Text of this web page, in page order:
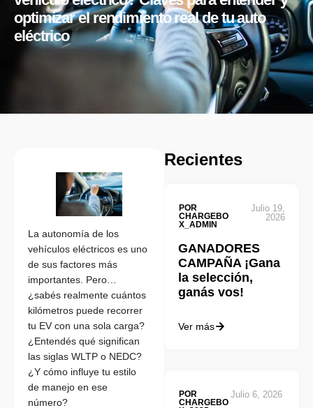
optimizar el rendimiento real de tu auto
eléctrico
La autonomía de los
vehículos eléctricos es uno
de sus factores más
importantes. Pero…
¿sabés realmente cuántos
kilómetros puede recorrer
tu EV con una sola carga?
¿Entendés qué significan
las siglas WLTP o NEDC?
¿Y cómo influye tu estilo
de manejo en ese
número?
Recientes
POR
CHARGEBO
X_ADMIN
Julio 19,
2026
GANADORES
CAMPAÑA ¡Gana
la selección,
ganás vos!
Ver más
POR
CHARGEBO
Julio 6, 2026